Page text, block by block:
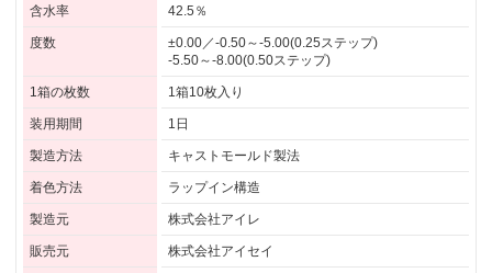
含水率 42.5％
度数
±0.00／-0.50～-5.00(0.25ステップ)
-5.50～-8.00(0.50ステップ)
1箱の枚数 1箱10枚入り
装用期間 1日
製造方法 キャストモールド製法
着色方法 ラップイン構造
製造元 株式会社アイレ
販売元 株式会社アイセイ